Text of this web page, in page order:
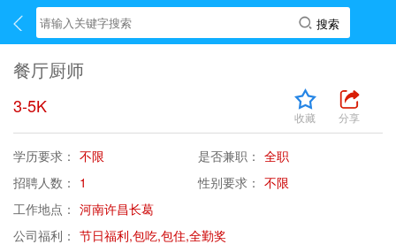
餐厅厨师
3-5K
收藏 分享
学历要求： 不限 是否兼职： 全职
招聘人数： 1 性别要求： 不限
工作地点： 河南许昌长葛
公司福利： 节日福利,包吃,包住,全勤奖